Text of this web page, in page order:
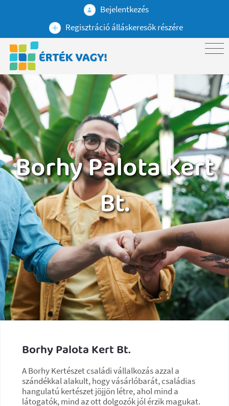
Bejelentkezés
Regisztráció álláskeresők részére
Borhy Palota Kert
Bt.
Borhy Palota Kert Bt.
A Borhy Kertészet családi vállalkozás azzal a
szándékkal alakult, hogy vásárlóbarát, családias
hangulatú kertészet jöjjön létre, ahol mind a
látogatók, mind az ott dolgozók jól érzik magukat.